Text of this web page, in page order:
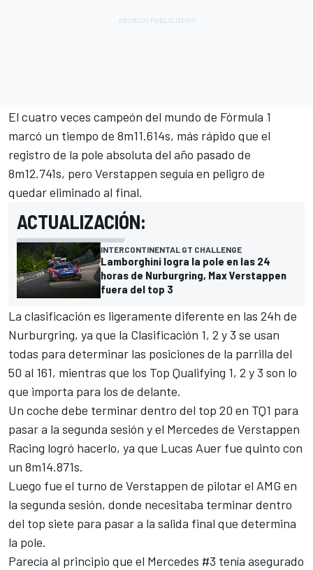
El cuatro veces campeón del mundo de Fórmula 1
marcó un tiempo de 8m11.614s, más rápido que el
registro de la pole absoluta del año pasado de
8m12.741s, pero Verstappen seguía en peligro de
quedar eliminado al final.
ACTUALIZACIÓN:
INTERCONTINENTAL GT CHALLENGE
Lamborghini logra la pole en las 24
horas de Nurburgring, Max Verstappen
fuera del top 3
La clasificación es ligeramente diferente en las 24h de
Nurburgring, ya que la Clasificación 1, 2 y 3 se usan
todas para determinar las posiciones de la parrilla del
50 al 161, mientras que los Top Qualifying 1, 2 y 3 son lo
que importa para los de delante.
Un coche debe terminar dentro del top 20 en TQ1 para
pasar a la segunda sesión y el Mercedes de Verstappen
Racing logró hacerlo, ya que Lucas Auer fue quinto con
un 8m14.871s.
Luego fue el turno de Verstappen de pilotar el AMG en
la segunda sesión, donde necesitaba terminar dentro
del top siete para pasar a la salida final que determina
la pole.
Parecía al principio que el Mercedes #3 tenía asegurado